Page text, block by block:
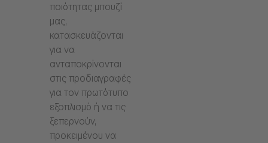
ποιότητας μπουζί
μας,
κατασκευάζονται
για να
ανταποκρίνονται
στις προδιαγραφές
για τον πρωτότυπο
εξοπλισμό ή να τις
ξεπερνούν,
προκειμένου να